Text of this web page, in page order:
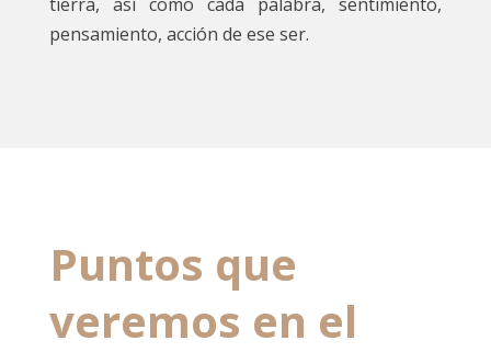
pensamiento, acción de ese ser.
Puntos que
veremos en el